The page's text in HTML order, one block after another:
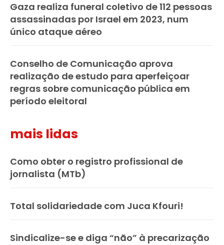
Gaza realiza funeral coletivo de 112 pessoas
assassinadas por Israel em 2023, num
único ataque aéreo
Conselho de Comunicação aprova
realização de estudo para aperfeiçoar
regras sobre comunicação pública em
período eleitoral
mais lidas
Como obter o registro profissional de
jornalista (MTb)
Total solidariedade com Juca Kfouri!
Sindicalize-se e diga “não” à precarização